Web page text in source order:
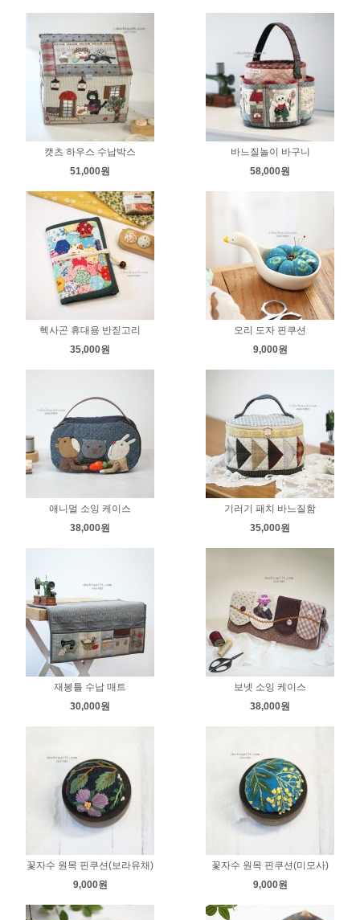
캣츠 하우스 수납박스
51,000원
바느질놀이 바구니
58,000원
헥사곤 휴대용 반짇고리
35,000원
오리 도자 핀쿠션
9,000원
애니멀 소잉 케이스
38,000원
기러기 패치 바느질함
35,000원
재봉틀 수납 매트
30,000원
보넷 소잉 케이스
38,000원
꽃자수 원목 핀쿠션(보라유채)
9,000원
꽃자수 원목 핀쿠션(미모사)
9,000원